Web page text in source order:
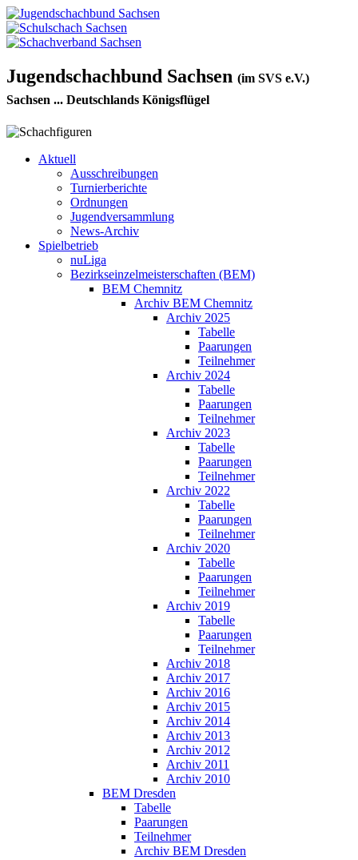
Jugendschachbund Sachsen (im SVS e.V.)
Sachsen ... Deutschlands Königsflügel
Aktuell
Ausschreibungen
Turnierberichte
Ordnungen
Jugendversammlung
News-Archiv
Spielbetrieb
nuLiga
Bezirkseinzelmeisterschaften (BEM)
BEM Chemnitz
Archiv BEM Chemnitz
Archiv 2025
Tabelle
Paarungen
Teilnehmer
Archiv 2024
Tabelle
Paarungen
Teilnehmer
Archiv 2023
Tabelle
Paarungen
Teilnehmer
Archiv 2022
Tabelle
Paarungen
Teilnehmer
Archiv 2020
Tabelle
Paarungen
Teilnehmer
Archiv 2019
Tabelle
Paarungen
Teilnehmer
Archiv 2018
Archiv 2017
Archiv 2016
Archiv 2015
Archiv 2014
Archiv 2013
Archiv 2012
Archiv 2011
Archiv 2010
BEM Dresden
Tabelle
Paarungen
Teilnehmer
Archiv BEM Dresden